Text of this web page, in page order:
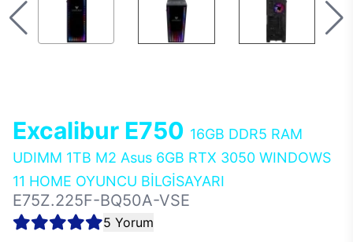
Excalibur E750 16GB DDR5 RAM
UDIMM 1TB M2 Asus 6GB RTX 3050 WINDOWS
11 HOME OYUNCU BİLGİSAYARI
E75Z.225F-BQ50A-VSE
5 Yorum